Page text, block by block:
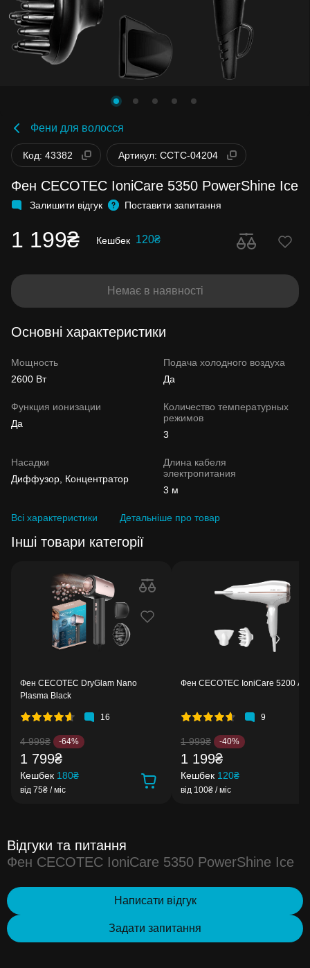
Фени для волосся
Код: 43382 Артикул: CCTC-04204
Фен CECOTEC IoniCare 5350 PowerShine Ice
Залишити відгук Поставити запитання
1 199₴ Кешбек 120₴
Немає в наявності
Основні характеристики
Мощность
2600 Вт
Подача холодного воздуха
Да
Функция ионизации
Да
Количество температурных
режимов
3
Насадки
Диффузор, Концентратор
Длина кабеля
электропитания
3 м
Всі характеристики Детальніше про товар
Інші товари категорії
Фен CECOTEC DryGlam Nano
Plasma Black
16
4 999₴ -64%
1 799₴
Кешбек 180₴
від 75₴ / міс
Фен CECOTEC IoniCare 5200
9
1 999₴ -40%
1 199₴
Кешбек 120₴
від 100₴ / міс
Відгуки та питання
Фен CECOTEC IoniCare 5350 PowerShine Ice
Написати відгук
Задати запитання